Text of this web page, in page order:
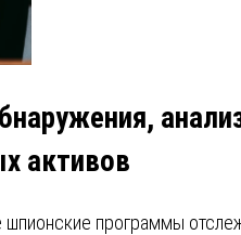
активов
программы